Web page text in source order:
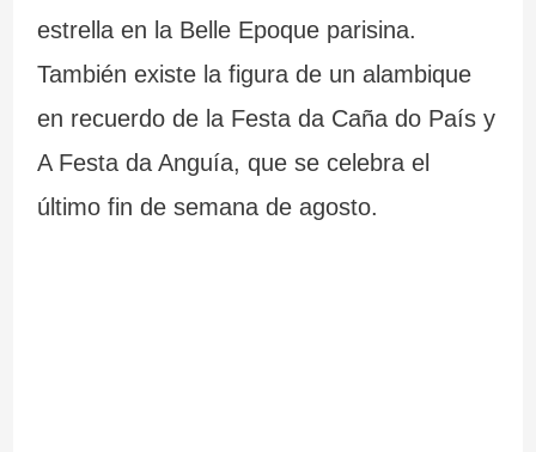
estrella en la Belle Epoque parisina.
También existe la figura de un alambique
en recuerdo de la Festa da Caña do País y
A Festa da Anguía, que se celebra el
último fin de semana de agosto.